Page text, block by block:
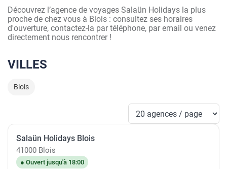
Découvrez l’agence de voyages Salaün Holidays la plus
proche de chez vous à Blois : consultez ses horaires
d'ouverture, contactez-la par téléphone, par email ou venez
directement nous rencontrer !
VILLES
Blois
Salaün Holidays Blois
41000 Blois
● Ouvert jusqu'à 18:00